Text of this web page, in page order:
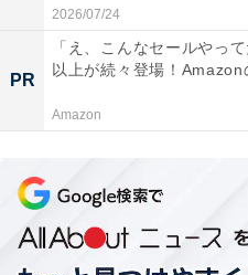
All About ニュースの編集者。オ
ドにフォーカスした記事執筆や
ちにAll About ニュースチームの
チャー・エンタメなどを中心に
次ページ 12位
2026/07/24
PR
「え、こんなセールやっ
以上が続々登場！Amazon
Amazon